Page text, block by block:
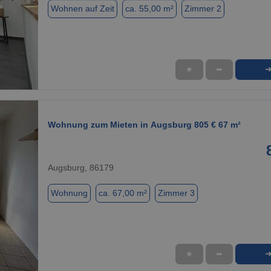
Wohnen auf Zeit ca. 55,00 m² Zimmer 2
★ ➦ ➜
1 / 1
Wohnung zum Mieten in Augsburg 805 € 67 m²
Augsburg, 86179
Wohnung ca. 67,00 m² Zimmer 3
★ ➦ ➜